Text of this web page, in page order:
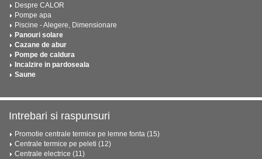
Despre CALOR
Pompe apa
Piscine - Alegere, Dimensionare
Panouri solare
Cazane de abur
Pompe de caldura
Incalzire in pardoseala
Saune
Intrebari si raspunsuri
Promotie centrale termice pe lemne fonta (15)
Centrale termice pe peleti (12)
Centrale electrice (11)